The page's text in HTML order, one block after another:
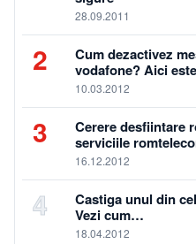
28.09.2011
2
Cum dezactivez
vodafone? Aici
10.03.2012
3
Cerere desfiintare
serviciile
16.12.2012
4
Castiga unul din
Vezi cum…
18.04.2012